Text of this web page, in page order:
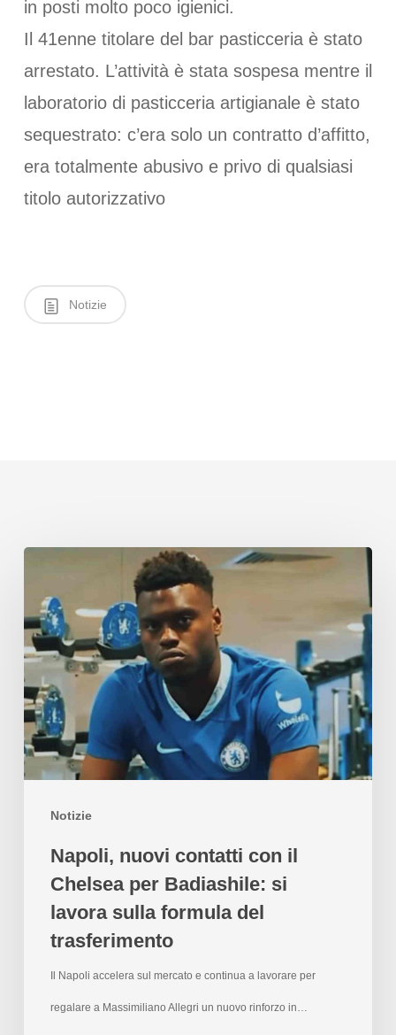
in posti molto poco igienici.
Il 41enne titolare del bar pasticceria è stato
arrestato. L’attività è stata sospesa mentre il
laboratorio di pasticceria artigianale è stato
sequestrato: c’era solo un contratto d’affitto,
era totalmente abusivo e privo di qualsiasi
titolo autorizzativo
Notizie
Notizie
Napoli, nuovi contatti con il
Chelsea per Badiashile: si
lavora sulla formula del
trasferimento
Il Napoli accelera sul mercato e continua a lavorare per
regalare a Massimiliano Allegri un nuovo rinforzo in…